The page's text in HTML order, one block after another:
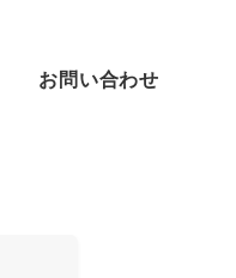
お問い合わせ